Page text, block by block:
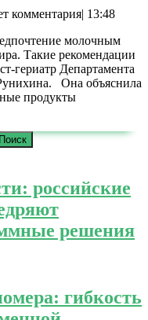
комментария| 13:48
молочным
Такие рекомендации
гериатр Департамента
Она объяснила
продукты
российские
решения
гибкость